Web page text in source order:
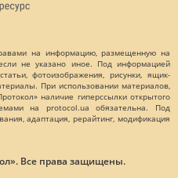
на информацию, размещенную на
не указано иное. Под информацией
фотоизображения, рисунки, ящик-
При использовании материалов,
наличие гиперссылки открытого
на protocol.ua обязательна. Под
адаптация, рерайтинг, модификация
Все права защищены.